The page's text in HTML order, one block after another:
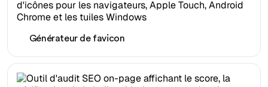
Générateur de favicon